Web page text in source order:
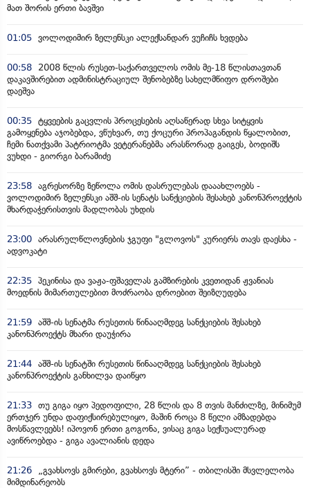
მათ შორის ერთი ბავშვი
01:05 ვოლოდიმირ ზელენსკი ალექსანდარ ვუჩიჩს ხვდება
00:58
2008 წლის რუსეთ-საქართველოს ომის მე-18 წლისთავთან
დაკავშირებით ადმინისტრაციულ შენობებზე სახელმწიფო დროშები
დაეშვა
00:35 ტყვეების გაცვლის პროცესების აღსაწერად სხვა სიტყვის
გამოყენება აჯობებდა, ვწუხვარ, თუ ქოცური პროპაგანდის წყალობით,
ჩემი ნათქვამი პატრიოტმა ვეტერანებმა არასწორად გაიგეს, ბოდიშს
ვუხდი - გიორგი ბარამიძე
23:58 აგრესორზე ზეწოლა ომის დასრულებას დააახლოებს -
ვოლოდიმირ ზელენსკი აშშ-ის სენატს სანქციების შესახებ კანონპროექტის
მხარდაჭერისთვის მადლობას უხდის
23:00 არასრულწლოვნების ჯგუფი "გლოვოს" კურიერს თავს დაესხა -
ადვოკატი
22:35 პეკინისა და ვაჟა-ფშაველას გამზირების კვეთიდან ჟვანიას
მოედნის მიმართულებით მოძრაობა დროებით შეიზღუდება
21:59 აშშ-ის სენატმა რუსეთის წინააღმდეგ სანქციების შესახებ
კანონპროექტს მხარი დაუჭირა
21:44 აშშ-ის სენატში რუსეთის წინააღმდეგ სანქციების შესახებ
კანონპროექტის განხილვა დაიწყო
21:33 თუ გიგა იყო პედოფილი, 28 წლის და 8 თვის მანძილზე, მინიმუმ
ერთჯერ უნდა დაფიქსირებულიყო, მაშინ როცა 8 წელი ამზადებდა
მოსწავლეებს! იპოვონ ერთი გოგონა, ვისაც გიგა სექსუალურად
ავიწროებდა - გიგა ავალიანის დედა
21:26
„გვახსოვს გმირები, გვახსოვს მტერი” - თბილისში მსვლელობა
მიმდინარეობს